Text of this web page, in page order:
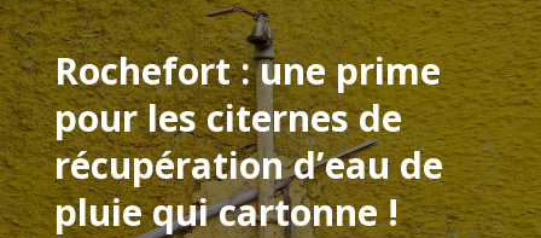
Rochefort : une prime
pour les citernes de
récupération d’eau de
pluie qui cartonne !